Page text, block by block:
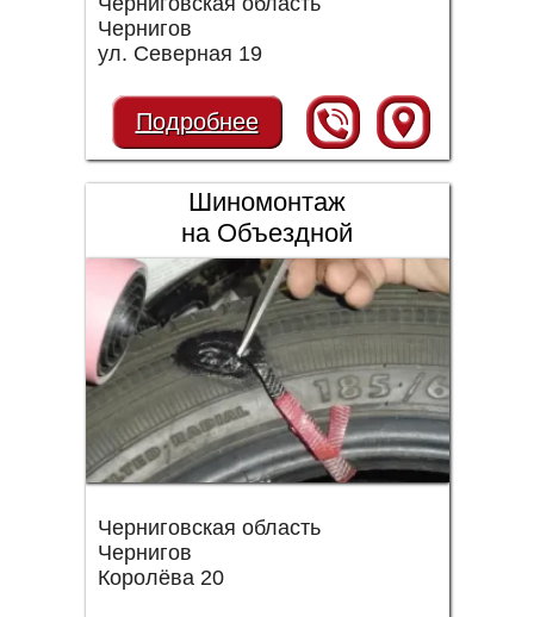
Чернигов
ул. Северная 19
Подробнее
Шиномонтаж
на Объездной
Черниговская область
Чернигов
Королёва 20